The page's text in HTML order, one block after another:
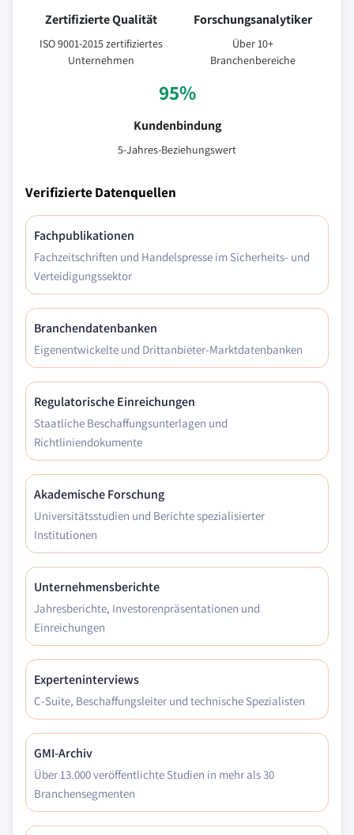
Zertifizierte Qualität
ISO 9001-2015 zertifiziertes
Unternehmen
Forschungsanalytiker
Über 10+
Branchenbereiche
95%
Kundenbindung
5-Jahres-Beziehungswert
Verifizierte Datenquellen
Fachpublikationen
Fachzeitschriften und Handelspresse im Sicherheits- und
Verteidigungssektor
Branchendatenbanken
Eigenentwickelte und Drittanbieter-Marktdatenbanken
Regulatorische Einreichungen
Staatliche Beschaffungsunterlagen und
Richtliniendokumente
Akademische Forschung
Universitätsstudien und Berichte spezialisierter
Institutionen
Unternehmensberichte
Jahresberichte, Investorenpräsentationen und
Einreichungen
Experteninterviews
C-Suite, Beschaffungsleiter und technische Spezialisten
GMI-Archiv
Über 13.000 veröffentlichte Studien in mehr als 30
Branchensegmenten